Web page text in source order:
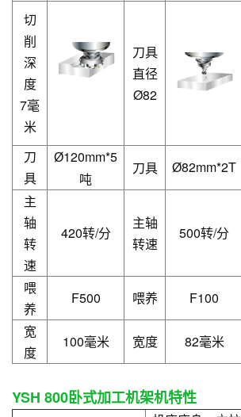
切
削
深
度
7毫
米
刀具
直径
Ø82
刀
具
Ø120mm*5
吨
刀具 Ø82mm*2T
主
轴
转
速
420转/分
主轴
转速
500转/分
喂
养
F500 喂养 F100
宽
度
100毫米 宽度 82毫米
YSH 800卧式加工机架机特性